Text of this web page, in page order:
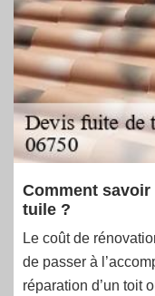
Comment
tuile ?
Le coût de
de passer à
réparation d’un toit